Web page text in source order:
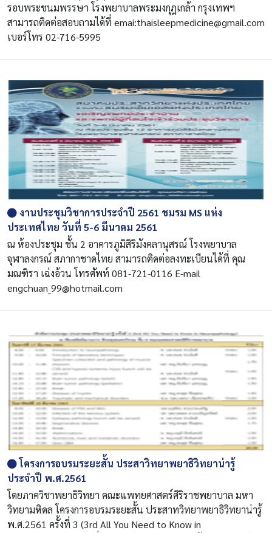
รอบพระชนมพรรษา โรงพยาบาลพระมงกุฎเกล้า กรุงเทพฯ
สามารถติดต่อสอบถามได้ที่ emai:thaisleepmedicine@gmail.com
เบอร์โทร 02-716-5995
งานประชุมวิชาการประจำปี 2561 ชมรม MS แห่ง
ประเทศไทย วันที่ 5-6 มีนาคม 2561
ณ ห้องประชุม ชั้น 2 อาคารภูมิสิริมังคลานุสรณ์ โรงพยาบาล
จุฬาลงกรณ์ สภากาชาดไทย สามารถติดต่อลงทะเบียนได้ที่ คุณ
มณฑิรา เฉ่งอ้วน โทรศัพท์ 081-721-0116 E-mail
engchuan_99@hotmail.com
โครงการอบรมระยะสั้น ประสาวิทยาพยาธิวิทยาน่ารู้
ประจำปี พ.ศ.2561
โดยภาควิชาพยาธิวิทยา คณะแพทยศาสตร์ศิริราชพยาบาล มหา
วิทยามหิดล โครงการอบรมระยะสั้น ประสาทวิทยาพยาธิวิทยาน่ารู้
พ.ศ.2561 ครั้งที่ 3 (3rd All You Need to Know in